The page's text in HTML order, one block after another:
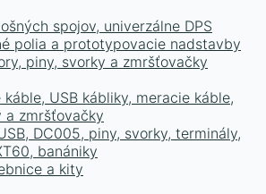
spojov, univerzálne DPS
polia a prototypovacie nadstavby
piny, svorky a zmršťovačky
káble, USB kábliky, meracie káble,
a zmršťovačky
DC005, piny, svorky, terminály,
banániky
a kity